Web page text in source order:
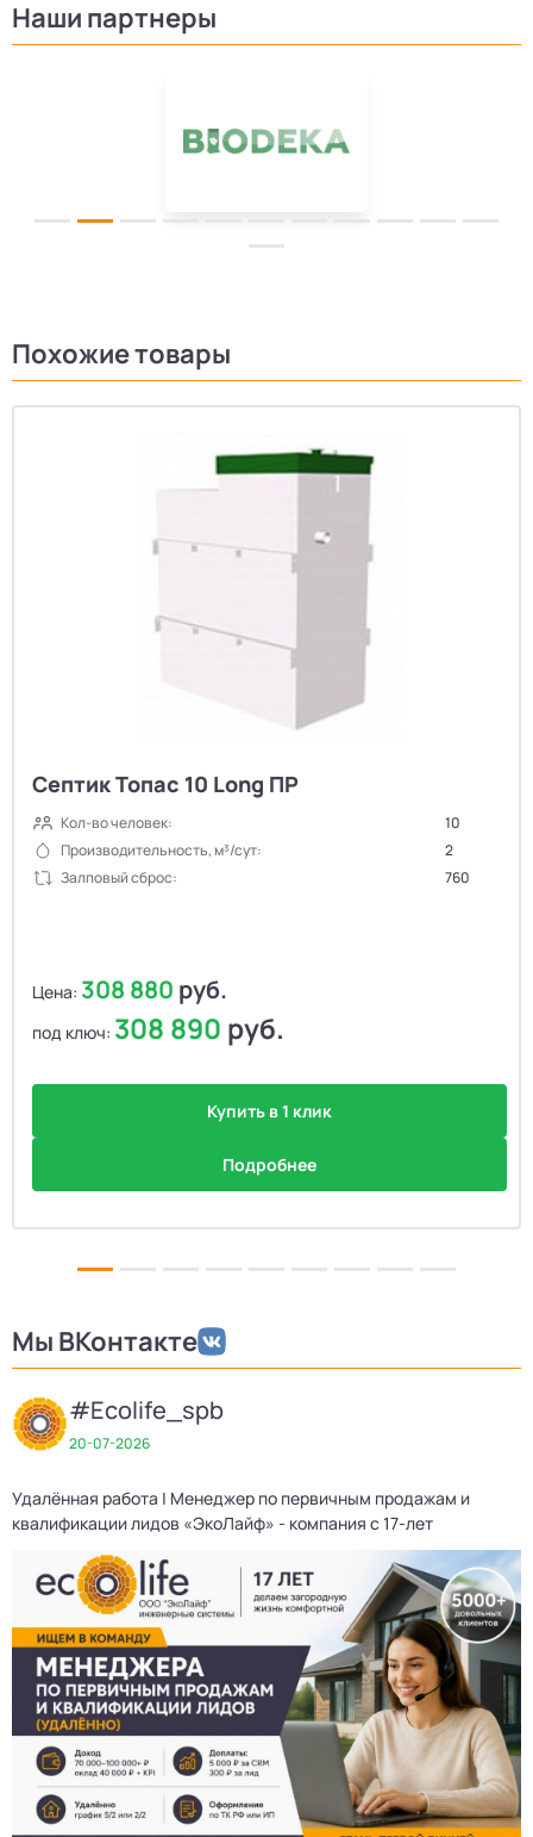
Наши партнеры
Похожие товары
Септик Топас 10 Long ПР
Кол-во человек:
10
Производительность, м³/сут:
2
Залповый сброс:
760
Цена: 308 880 руб.
под ключ: 308 890 руб.
Купить в 1 клик
Подробнее
Мы ВКонтакте
#Ecolife_spb
20-07-2026
Удалённая работа | Менеджер по первичным продажам и
квалификации лидов «ЭкоЛайф» - компания с 17-лет